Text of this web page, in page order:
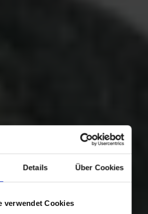
Details Über Cookies
verwendet Cookies